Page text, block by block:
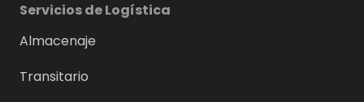
Servicios de Logística
Almacenaje
Transitario